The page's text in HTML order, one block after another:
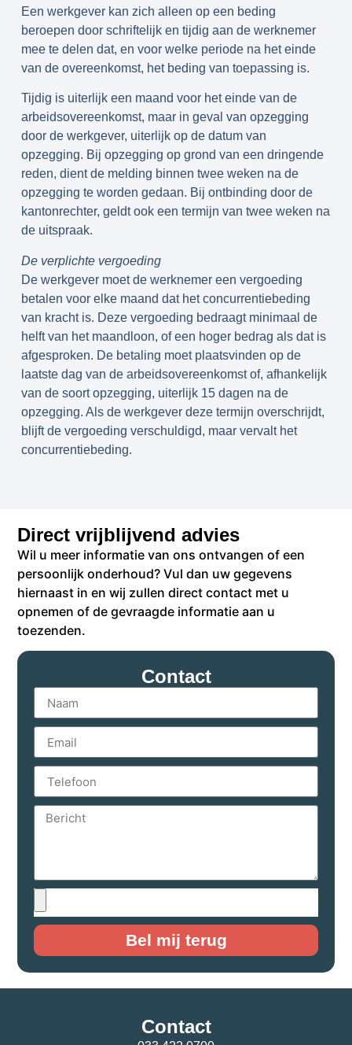
Een werkgever kan zich alleen op een beding
beroepen door schriftelijk en tijdig aan de werknemer
mee te delen dat, en voor welke periode na het einde
van de overeenkomst, het beding van toepassing is.
Tijdig is uiterlijk een maand voor het einde van de
arbeidsovereenkomst, maar in geval van opzegging
door de werkgever, uiterlijk op de datum van
opzegging. Bij opzegging op grond van een dringende
reden, dient de melding binnen twee weken na de
opzegging te worden gedaan. Bij ontbinding door de
kantonrechter, geldt ook een termijn van twee weken na
de uitspraak.
De verplichte vergoeding
De werkgever moet de werknemer een vergoeding
betalen voor elke maand dat het concurrentiebeding
van kracht is. Deze vergoeding bedraagt minimaal de
helft van het maandloon, of een hoger bedrag als dat is
afgesproken. De betaling moet plaatsvinden op de
laatste dag van de arbeidsovereenkomst of, afhankelijk
van de soort opzegging, uiterlijk 15 dagen na de
opzegging. Als de werkgever deze termijn overschrijdt,
blijft de vergoeding verschuldigd, maar vervalt het
concurrentiebeding.
Direct vrijblijvend advies
Wil u meer informatie van ons ontvangen of een
persoonlijk onderhoud? Vul dan uw gegevens
hiernaast in en wij zullen direct contact met u
opnemen of de gevraagde informatie aan u
toezenden.
Contact
Bel mij terug
Contact